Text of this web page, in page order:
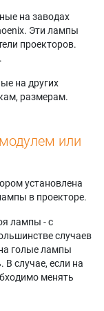
на заводах
Эти лампы
проекторов.
на других
размерам.
или
установлена
в проекторе.
лампы - с
случаев
голые лампы
случае, если на
менять